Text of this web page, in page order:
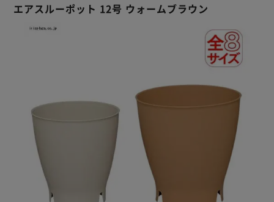
エアスルーポット 12号 ウォームブラウン
※ご確認ください
購入手続きへ